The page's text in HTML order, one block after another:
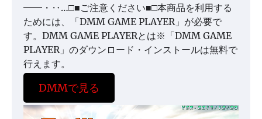
━━・‥…□■ご注意ください■□本商品を利用する
ためには、「DMM GAME PLAYER」が必要で
す。DMM GAME PLAYERとは※「DMM GAME
PLAYER」のダウンロード・インストールは無料で
行えます。
DMMで見る